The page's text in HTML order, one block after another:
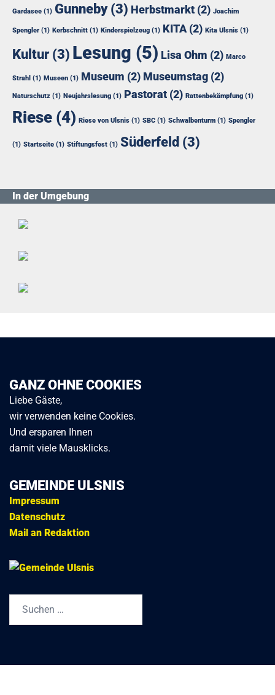
Gardasee (1) Gunneby(3) Herbstmarkt (2) Joachim
Spengler (1) Kerbschnitt (1) Kinderspielzeug (1) KITA(2) Kita Ulsnis (1)
Kultur (3) Lesung (5) Lisa Ohm (2) Marco
Strahl (1) Museen (1) Museum (2) Museumstag (2)
Naturschutz (1) Neujahrslesung (1) Pastorat (2) Rattenbekämpfung (1)
Riese (4) Riese von Ulsnis (1) SBC (1) Schwalbenturm (1) Spengler
(1) Startseite (1) Stiftungsfest (1) Süderfeld (3)
In der Umgebung
GANZ OHNE COOKIES
Liebe Gäste,
wir verwenden keine Cookies.
Und ersparen Ihnen
damit viele Mausklicks.
GEMEINDE ULSNIS
Impressum
Datenschutz
Mail an Redaktion